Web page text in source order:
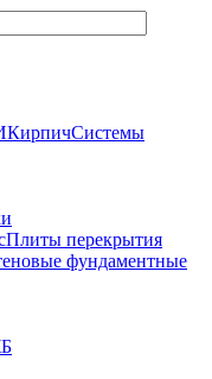
КирпичСистемы
Плиты перекрытия
фундаментные